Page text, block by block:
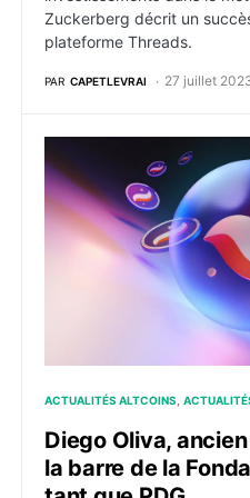
Zuckerberg décrit un
plateforme Threads.
PAR CAPETLEVRAI 27 juillet
Diego Oliva, ancien
ACTUALITÉS ALTCOINS
Diego Oliva,
la barre de la